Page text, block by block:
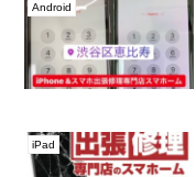
Android
iPad